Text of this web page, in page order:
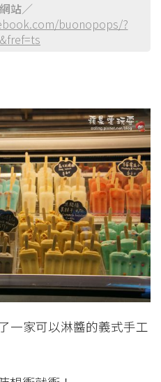
站／
buonopops/?
一家可以淋醬的義式手工